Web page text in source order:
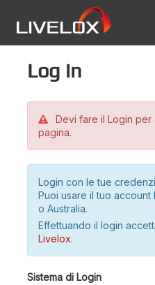
Log in
Devi fare il Login
pagina.
Login con le tue
Puoi usare il tuo
o Australia.
Effettuando il login
Livelox.
Sistema di Login